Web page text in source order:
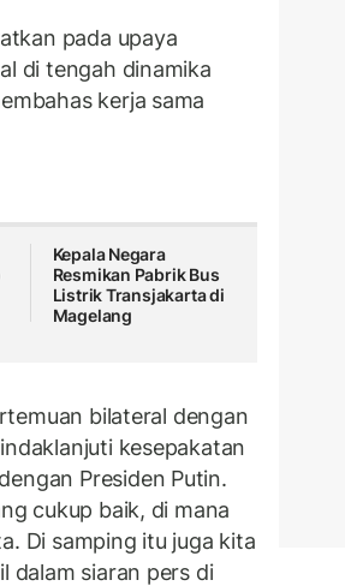
pada upaya
di tengah dinamika
kerja sama
Kepala Negara
Resmikan Pabrik Bus
Listrik Transjakarta di
Magelang
bilateral dengan
kesepakatan
Presiden Putin.
cukup baik, di mana
Di samping itu juga kita
dalam siaran pers di